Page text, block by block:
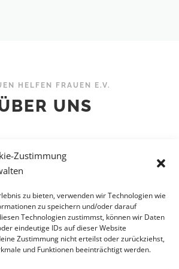
Zustimmung
zu bieten, verwenden wir Technologien wie
zu speichern und/oder darauf
Technologien zustimmst, können wir Daten
eindeutige IDs auf dieser Website
Zustimmung nicht erteilst oder zurückziehst,
und Funktionen beeinträchtigt werden.
HELFEN FRAUEN E.V.
UNS
helfen Frauen e.V. ist Träger von
in Bad Hersfeld
der Beratungs- und Interventionsstelle
Fachfrauen.